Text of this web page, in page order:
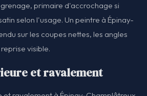
primaire d'accrochage si
selon l'usage. Un peintre à Épinay-
sur les coupes nettes, les angles
visible.
et ravalement